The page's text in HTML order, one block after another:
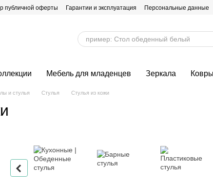
публичной оферты Гарантии и эксплуатация Персональные данные
Мебель для младенцев Зеркала
и стулья Стулья Стулья из кожи